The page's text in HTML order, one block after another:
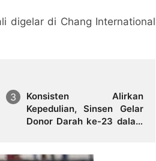
digelar di Chang International
Konsisten Alirkan
Kepedulian, Sinsen Gelar
Donor Darah ke-23 dalam